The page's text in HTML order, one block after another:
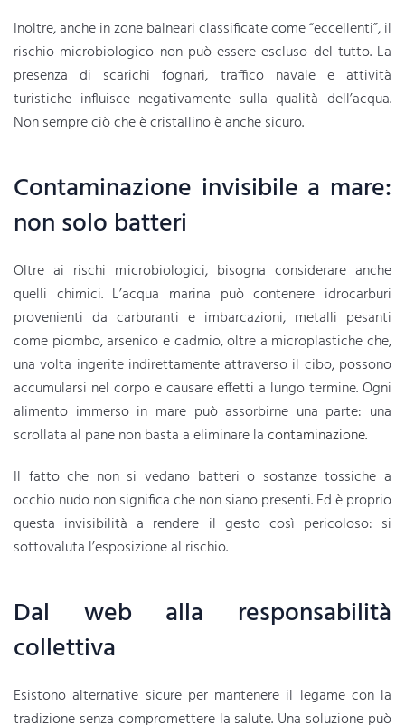
Inoltre, anche in zone balneari classificate come “eccellenti”, il
rischio microbiologico non può essere escluso del tutto. La
presenza di scarichi fognari, traffico navale e attività
turistiche influisce negativamente sulla qualità dell’acqua.
Non sempre ciò che è cristallino è anche sicuro.
Contaminazione invisibile a mare:
non solo batteri
Oltre ai rischi microbiologici, bisogna considerare anche
quelli chimici. L’acqua marina può contenere idrocarburi
provenienti da carburanti e imbarcazioni, metalli pesanti
come piombo, arsenico e cadmio, oltre a microplastiche che,
una volta ingerite indirettamente attraverso il cibo, possono
accumularsi nel corpo e causare effetti a lungo termine. Ogni
alimento immerso in mare può assorbirne una parte: una
scrollata al pane non basta a eliminare lacontaminazione.
Il fatto che non si vedano batteri o sostanze tossiche a
occhio nudo non significa che non siano presenti. Ed è proprio
questa invisibilità a rendere il gesto così pericoloso: si
sottovaluta l’esposizione al rischio.
Dal web alla responsabilità
collettiva
Esistono alternative sicure per mantenere il legame con la
tradizione senza compromettere la salute. Una soluzione può